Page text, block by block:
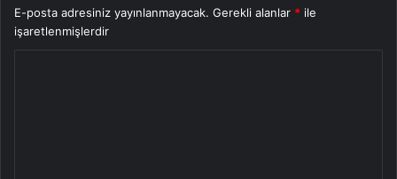
E-posta adresiniz yayınlanmayacak. Gerekli alanlar * ile
işaretlenmişlerdir